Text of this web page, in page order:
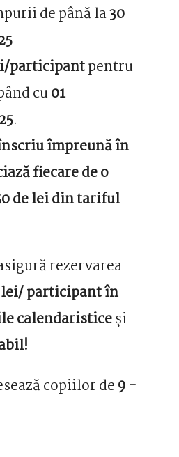
de până la30
participantpentru
cu01
.
împreună în
fiecare de o
de lei din tariful
rezervarea
lei/ participant în
calendaristiceși
copiilor de9 -